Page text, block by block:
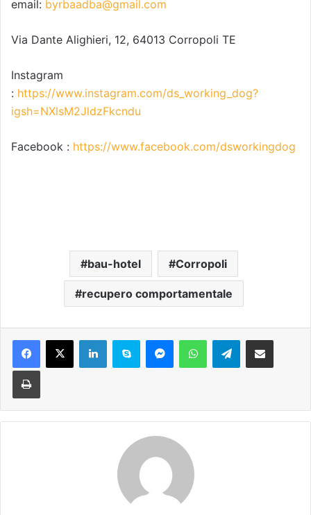
email: byrbaadba@gmail.com
Via Dante Alighieri, 12, 64013 Corropoli TE
Instagram
: https://www.instagram.com/ds_working_dog?
igsh=NXlsM2JldzFkcndu
Facebook : https://www.facebook.com/dsworkingdog
bau-hotel Corropoli
recupero comportamentale
Telegram